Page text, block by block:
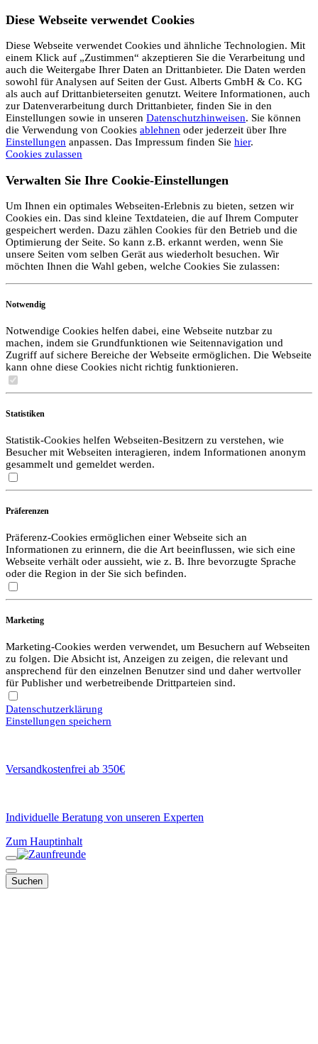
Diese Webseite verwendet Cookies
Diese Webseite verwendet Cookies und ähnliche Technologien. Mit
einem Klick auf „Zustimmen“ akzeptieren Sie die Verarbeitung und
auch die Weitergabe Ihrer Daten an Drittanbieter. Die Daten werden
sowohl für Analysen auf Seiten der Gust. Alberts GmbH & Co. KG
als auch auf Drittanbieterseiten genutzt. Weitere Informationen, auch
zur Datenverarbeitung durch Drittanbieter, finden Sie in den
Einstellungen sowie in unseren Datenschutzhinweisen. Sie können
die Verwendung von Cookies ablehnen oder jederzeit über Ihre
Einstellungen anpassen. Das Impressum finden Sie hier.
Cookies zulassen
Verwalten Sie Ihre Cookie-Einstellungen
Um Ihnen ein optimales Webseiten-Erlebnis zu bieten, setzen wir
Cookies ein. Das sind kleine Textdateien, die auf Ihrem Computer
gespeichert werden. Dazu zählen Cookies für den Betrieb und die
Optimierung der Seite. So kann z.B. erkannt werden, wenn Sie
unsere Seiten vom selben Gerät aus wiederholt besuchen. Wir
möchten Ihnen die Wahl geben, welche Cookies Sie zulassen:
Notwendig
Notwendige Cookies helfen dabei, eine Webseite nutzbar zu
machen, indem sie Grundfunktionen wie Seitennavigation und
Zugriff auf sichere Bereiche der Webseite ermöglichen. Die Webseite
kann ohne diese Cookies nicht richtig funktionieren.
Statistiken
Statistik-Cookies helfen Webseiten-Besitzern zu verstehen, wie
Besucher mit Webseiten interagieren, indem Informationen anonym
gesammelt und gemeldet werden.
Präferenzen
Präferenz-Cookies ermöglichen einer Webseite sich an
Informationen zu erinnern, die die Art beeinflussen, wie sich eine
Webseite verhält oder aussieht, wie z. B. Ihre bevorzugte Sprache
oder die Region in der Sie sich befinden.
Marketing
Marketing-Cookies werden verwendet, um Besuchern auf Webseiten
zu folgen. Die Absicht ist, Anzeigen zu zeigen, die relevant und
ansprechend für den einzelnen Benutzer sind und daher wertvoller
für Publisher und werbetreibende Drittparteien sind.
Datenschutzerklärung
Einstellungen speichern
Versandkostenfrei ab 350€
Individuelle Beratung von unseren Experten
Zum Hauptinhalt
Suchen